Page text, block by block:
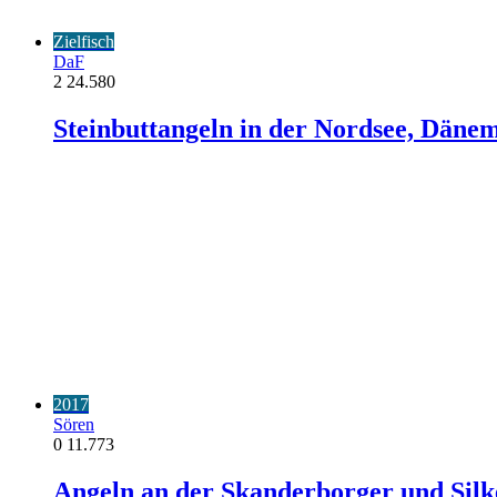
Zielfisch
DaF
2 24.580
Steinbuttangeln in der Nordsee,
2017
Sören
0 11.773